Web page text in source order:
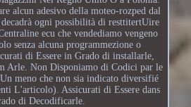
alcun adesivo della moteo-rozped dal
ogni possibilità di resttitertUire
ecu che vendediamo vengeno
senza alcuna programmezione o
di Essere in Grado di installarle,
Arle. Non Disponiamo di Codici par le
meno che non sia indicato diversifié
L'articolo). Assicurati di Essere dans
di Decodificarle.